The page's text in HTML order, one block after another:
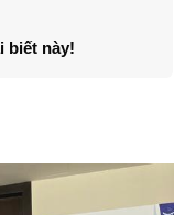
biết này!